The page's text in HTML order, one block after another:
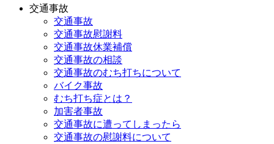
交通事故
交通事故
交通事故慰謝料
交通事故休業補償
交通事故の相談
交通事故のむち打ちについて
バイク事故
むち打ち症とは？
加害者事故
交通事故に遭ってしまったら
交通事故の慰謝料について